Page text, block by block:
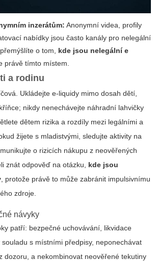
inzerátům: Anonymní videa, profily
nabídky jsou často kanály pro nelegální
o tom, kde jsou nelegální e
právě tímto místem.
a rodinu
Ukládejte e-liquidy mimo dosah dětí,
nikdy nenechávejte náhradní lahvičky
dětem rizika a rozdíly mezi legálními a
žijete s mladistvými, sledujte aktivity na
o rizicích nákupu z neověřených
znát odpověď na otázku, kde jsou
, protože právě to může zabránit impulsivnímu
zdroje.
návyky
patří: bezpečné uchovávání, likvidace
s místními předpisy, neponechávat
dozoru, a nekombinovat neověřené tekutiny